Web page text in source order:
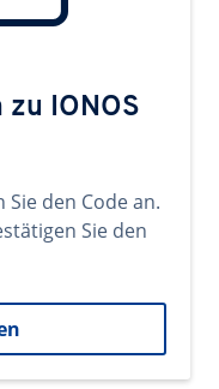
zu IONOS
den Code an.
Sie den